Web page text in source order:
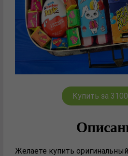
Купить за
Желаете купить